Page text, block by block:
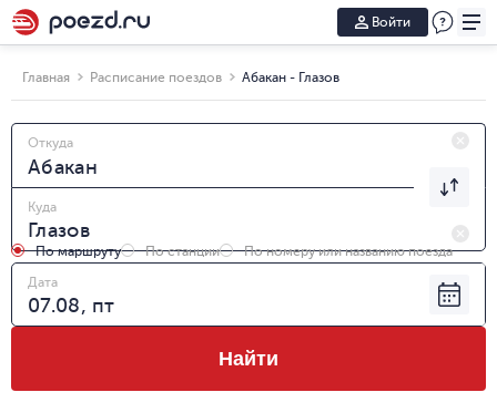
Войти
Главная Расписание поездов Абакан - Глазов
Откуда
Куда
По маршруту По станции
По номеру или названию поезда
Дата
Найти